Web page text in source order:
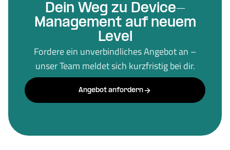
Dein Weg zu Device-
Management auf neuem
Level
Fordere ein unverbindliches Angebot an –
unser Team meldet sich kurzfristig bei dir.
Angebot anfordern